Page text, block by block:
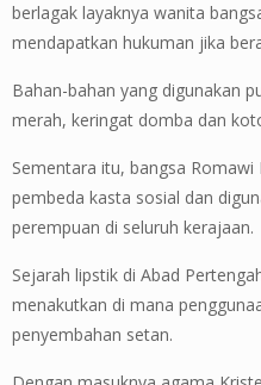
berlagak layaknya wanita
mendapatkan hukuman jika
Bahan-bahan yang digunakan
merah, keringat domba dan
Sementara itu, bangsa
pembeda kasta sosial dan
perempuan di seluruh kerajaan.
Sejarah lipstik di Abad
menakutkan di mana
penyembahan setan.